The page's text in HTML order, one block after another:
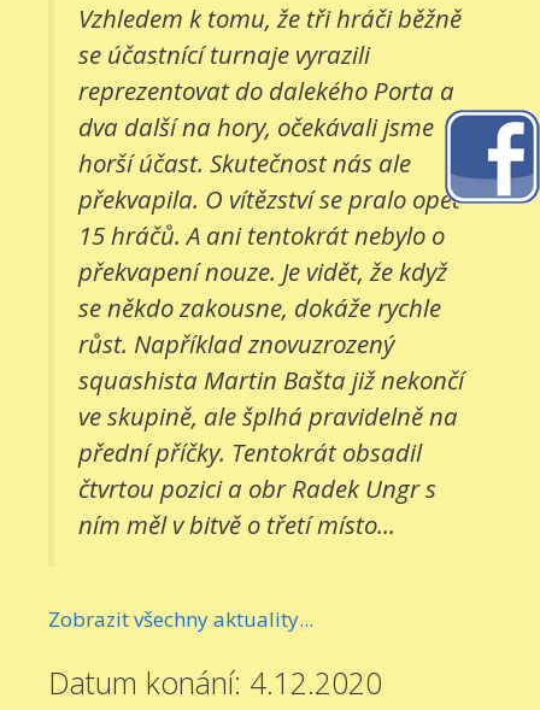
Vzhledem k tomu, že tři hráči běžně
se účastnící turnaje vyrazili
reprezentovat do dalekého Porta a
dva další na hory, očekávali jsme
horší účast. Skutečnost nás ale
překvapila. O vítězství se pralo opět
15 hráčů. A ani tentokrát nebylo o
překvapení nouze. Je vidět, že když
se někdo zakousne, dokáže rychle
růst. Například znovuzrozený
squashista Martin Bašta již nekončí
ve skupině, ale šplhá pravidelně na
přední příčky. Tentokrát obsadil
čtvrtou pozici a obr Radek Ungr s
ním měl v bitvě o třetí místo...
Zobrazit všechny aktuality...
Datum konání: 4.12.2020